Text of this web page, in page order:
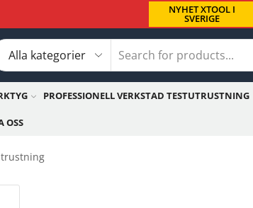
NYHET XTOOL I
SVERIGE
PROFESSIONELL VERKSTAD TESTUTRUSTNING
OSS